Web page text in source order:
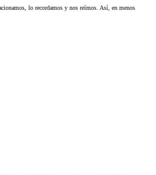
lo recordamos y nos reímos. Así, en menos